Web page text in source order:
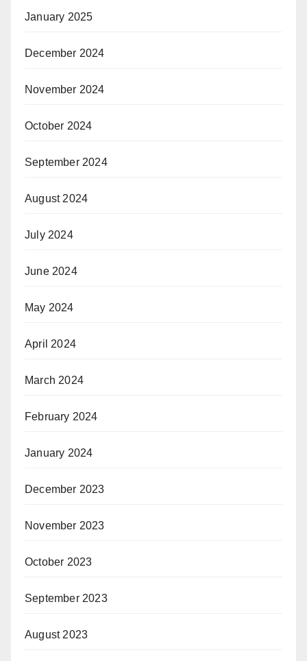
January 2025
December 2024
November 2024
October 2024
September 2024
August 2024
July 2024
June 2024
May 2024
April 2024
March 2024
February 2024
January 2024
December 2023
November 2023
October 2023
September 2023
August 2023